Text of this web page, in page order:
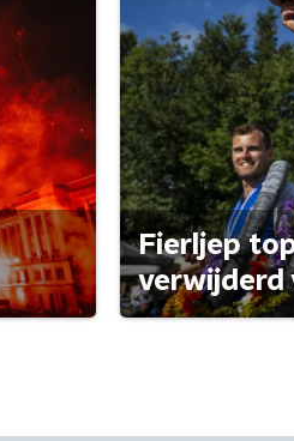
Fierljep
verwijderd